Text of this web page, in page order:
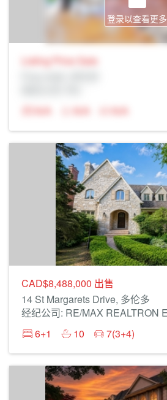
登录以查看更多
Listing Price Sale
N/A
N/A N/A
CAD$8,488,000 出售
14 St Margarets Drive, 多伦多
6+1
10 7(3+4)